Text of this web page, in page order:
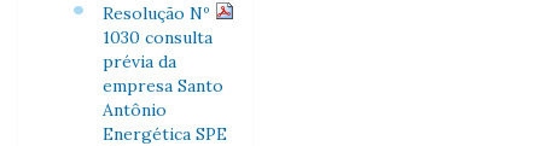
Resolução Nº
1030 consulta
prévia da
empresa Santo
Antônio
Energética SPE